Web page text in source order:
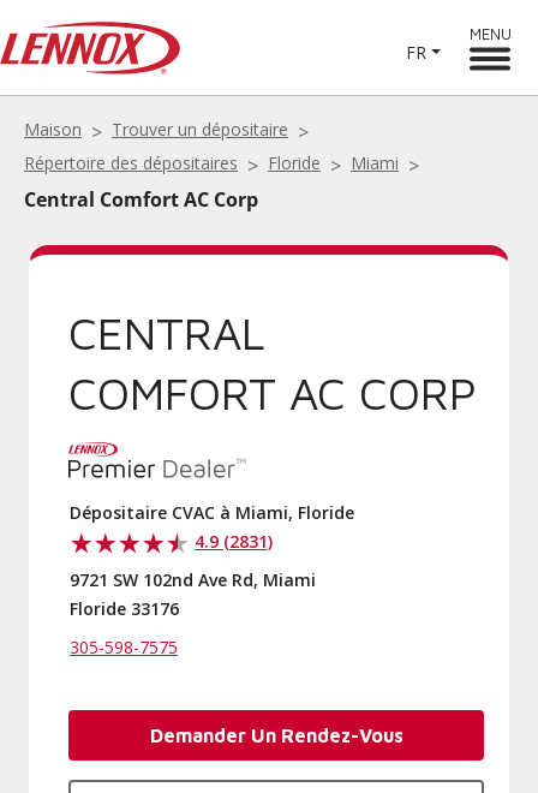
FR
MENU
Maison
Trouver un dépositaire
Répertoire des dépositaires
Floride Miami
Central Comfort AC Corp
CENTRAL
COMFORT AC CORP
Dépositaire CVAC à Miami, Floride
4.9 (2831)
9721 SW 102nd Ave Rd, Miami
Floride 33176
305-598-7575
Demander Un Rendez-Vous